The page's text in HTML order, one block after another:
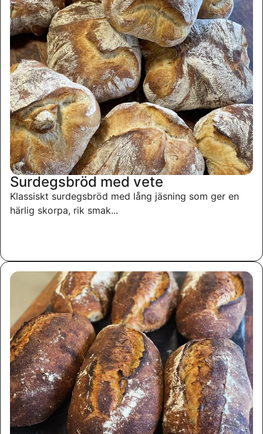
Surdegsbröd med vete
Klassiskt surdegsbröd med lång jäsning som ger en
härlig skorpa, rik smak...